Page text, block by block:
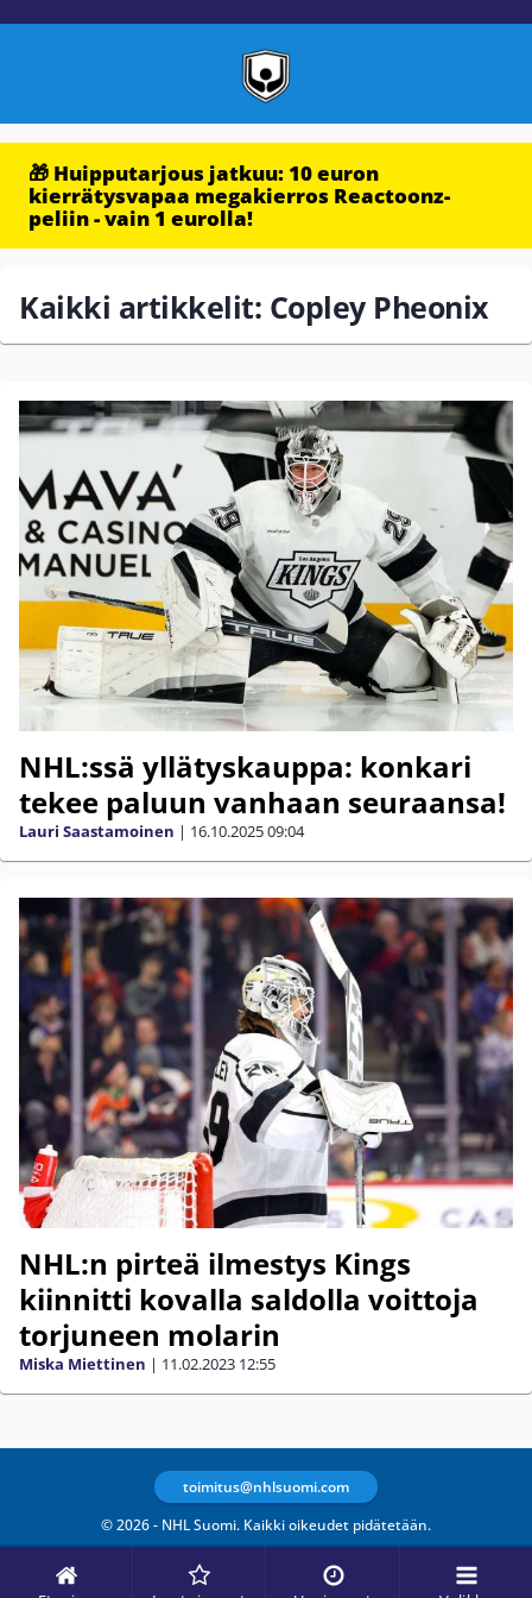
🎁 Huipputarjous jatkuu: 10 euron
kierrätysvapaa megakierros Reactoonz-
peliin - vain 1 eurolla!
Kaikki artikkelit: Copley Pheonix
NHL:ssä yllätyskauppa: konkari
tekee paluun vanhaan seuraansa!
Lauri Saastamoinen | 16.10.202509:04
NHL:n pirteä ilmestys Kings
kiinnitti kovalla saldolla voittoja
torjuneen molarin
Miska Miettinen | 11.02.2023 12:55
© 2026 - NHL Suomi. Kaikki oikeudet pidätetään.
toimitus@nhlsuomi.com